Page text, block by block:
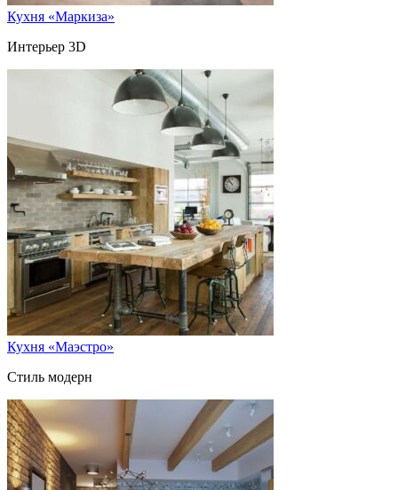
Кухня «Маркиза»
Интерьер 3D
Кухня «Маэстро»
Стиль модерн